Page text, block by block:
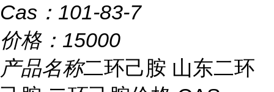
Cas： 101-83-7
价格： 15000
产品名称二环己胺 山东二环